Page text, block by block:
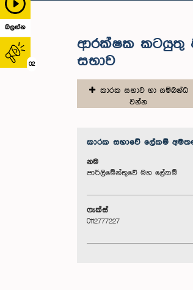
බලන්න
02
ආරක්ෂක කටයුතු
සභාව
කාරක සභාව හා සම්බන්ධ
වන්න
කාරක සභා‌වේ ලේකම්
නම
පාර්ලිමේන්තුවේ මහ ලේකම්
ෆැක්ස්
0112777227